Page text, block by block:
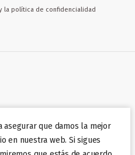
la política de confidencialidad
asegurar que damos la mejor
en nuestra web. Si sigues